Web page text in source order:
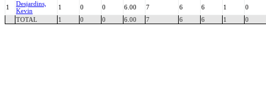
1
Desjardins,
Kevin
1 0 0 6.00 7 6 6 1
0
TOTAL
1 0 0 6.00 7 6 6 1 0